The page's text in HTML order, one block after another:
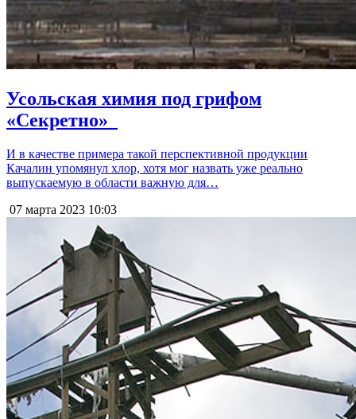
Усольская химия под грифом
«Секретно»​ ​ ​
И в качестве примера такой перспективной продукции
Качалин упомянул хлор, хотя мог назвать уже реально
выпускаемую в области важную для…
07 марта 2023 10:03